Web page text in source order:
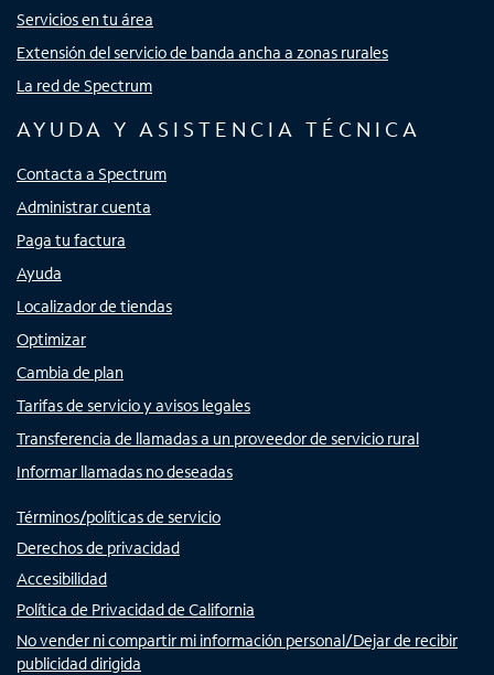
Servicios en tu área
Extensión del servicio de banda ancha a zonas rurales
La red de Spectrum
AYUDA Y ASISTENCIA TÉCNICA
Contacta a Spectrum
Administrar cuenta
Paga tu factura
Ayuda
Localizador de tiendas
Optimizar
Cambia de plan
Tarifas de servicio y avisos legales
Transferencia de llamadas a un proveedor de servicio rural
Informar llamadas no deseadas
Términos/políticas de servicio
Derechos de privacidad
Accesibilidad
Política de Privacidad de California
No vender ni compartir mi información personal/Dejar de recibir
publicidad dirigida